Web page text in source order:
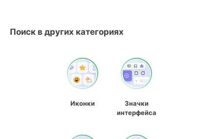
Поиск в других категориях
Иконки
Значки
интерфейса